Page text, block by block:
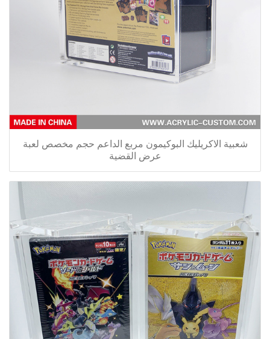
شعبية الاكريليك البوكيمون مربع الداعم حجم مخصص لعبة
عرض القضية